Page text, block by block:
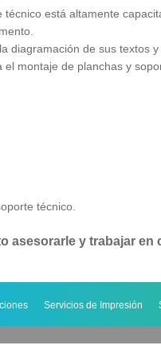
técnico está altamente
diagramación de sus textos y
montaje de planchas y
técnico.
asesorarle y trabajar
Servicios de Impresión